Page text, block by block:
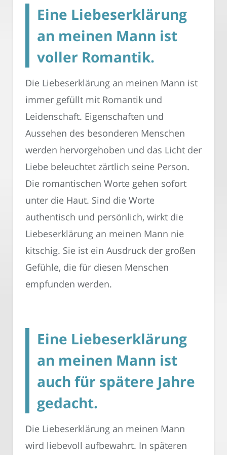
Eine Liebeserklärung
an meinen Mann ist
voller Romantik.
Die Liebeserklärung an meinen Mann ist
immer gefüllt mit Romantik und
Leidenschaft. Eigenschaften und
Aussehen des besonderen Menschen
werden hervorgehoben und das Licht der
Liebe beleuchtet zärtlich seine Person.
Die romantischen Worte gehen sofort
unter die Haut. Sind die Worte
authentisch und persönlich, wirkt die
Liebeserklärung an meinen Mann nie
kitschig. Sie ist ein Ausdruck der großen
Gefühle, die für diesen Menschen
empfunden werden.
Eine Liebeserklärung
an meinen Mann ist
auch für spätere Jahre
gedacht.
Die Liebeserklärung an meinen Mann
wird liebevoll aufbewahrt. In späteren